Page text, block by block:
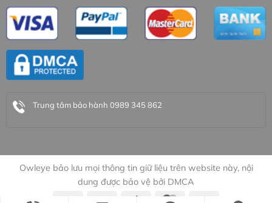
Trung tâm bảo hành 0989 345 862
Owleye bảo lưu mọi thông tin giữ liệu trên website này, nội
dung được bảo vệ bởi DMCA